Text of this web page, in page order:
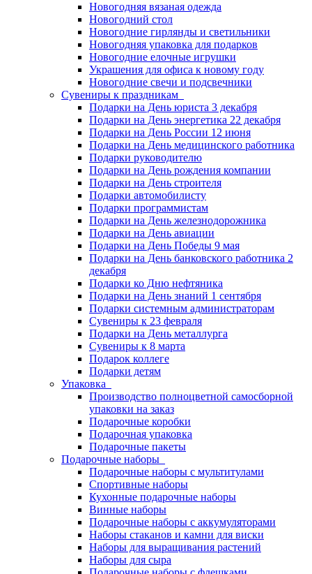
Новогодняя вязаная одежда
Новогодний стол
Новогодние гирлянды и светильники
Новогодняя упаковка для подарков
Новогодние елочные игрушки
Украшения для офиса к новому году
Новогодние свечи и подсвечники
Сувениры к праздникам
Подарки на День юриста 3 декабря
Подарки на День энергетика 22 декабря
Подарки на День России 12 июня
Подарки на День медицинского работника
Подарки руководителю
Подарки на День рождения компании
Подарки на День строителя
Подарки автомобилисту
Подарки программистам
Подарки на День железнодорожника
Подарки на День авиации
Подарки на День Победы 9 мая
Подарки на День банковского работника 2
декабря
Подарки ко Дню нефтяника
Подарки на День знаний 1 сентября
Подарки системным администраторам
Сувениры к 23 февраля
Подарки на День металлурга
Сувениры к 8 марта
Подарок коллеге
Подарки детям
Упаковка
Производство полноцветной самосборной
упаковки на заказ
Подарочные коробки
Подарочная упаковка
Подарочные пакеты
Подарочные наборы
Подарочные наборы с мультитулами
Спортивные наборы
Кухонные подарочные наборы
Винные наборы
Подарочные наборы с аккумуляторами
Наборы стаканов и камни для виски
Наборы для выращивания растений
Наборы для сыра